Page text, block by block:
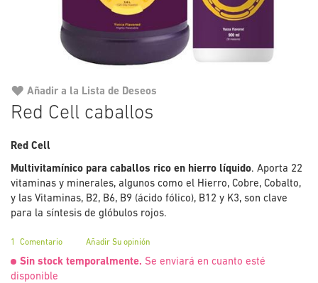
Red Cell caballos
Red Cell
Multivitamínico para caballos rico en hierro líquido. Aporta 22
vitaminas y minerales, algunos como el Hierro, Cobre, Cobalto,
y las Vitaminas, B2, B6, B9 (ácido fólico), B12 y K3, son clave
para la síntesis de glóbulos rojos.
1 Comentario Añadir Su opinión
Sin stock temporalmente. Se enviará en cuanto esté
disponible
Añadir a la Lista de Deseos
la
de
imágenes